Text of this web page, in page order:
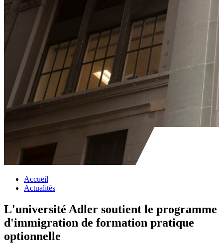
Accueil
Actualités
L'université Adler soutient le programme
d'immigration de formation pratique
optionnelle